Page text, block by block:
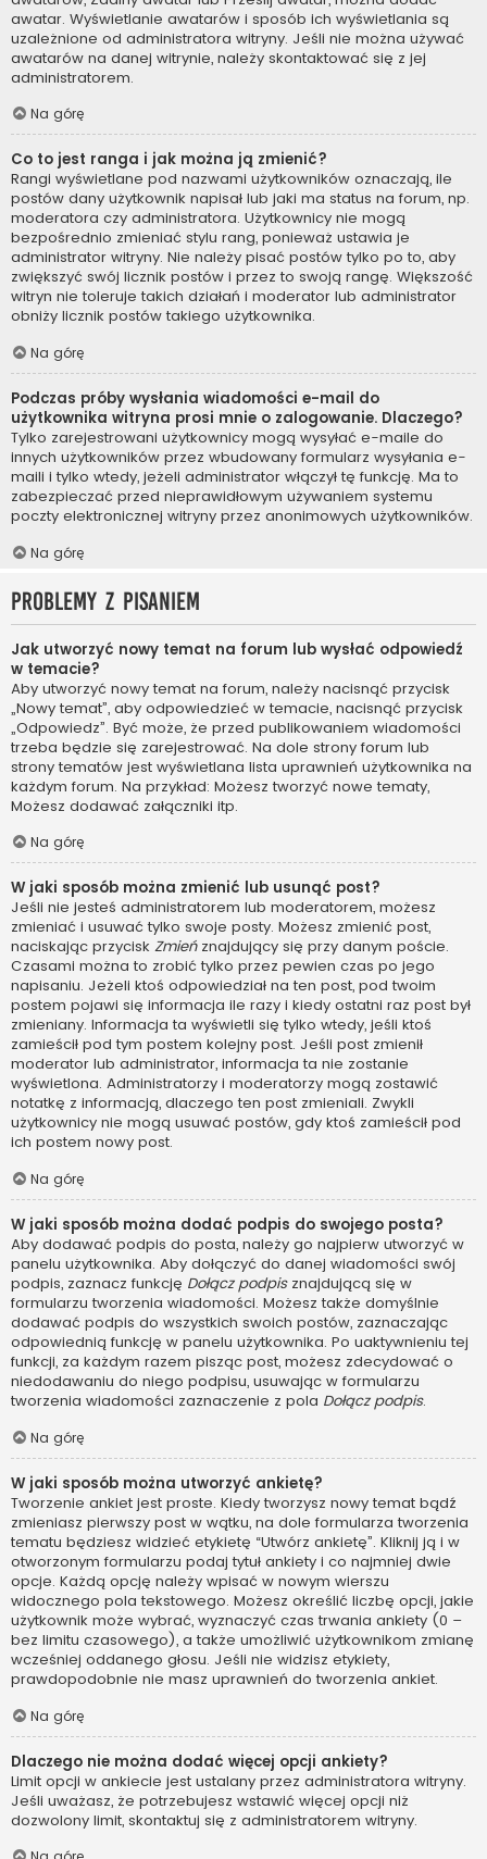
awatar. Wyświetlanie awatarów i sposób ich wyświetlania są
uzależnione od administratora witryny. Jeśli nie można używać
awatarów na danej witrynie, należy skontaktować się z jej
administratorem.
Na górę
Co to jest ranga i jak można ją zmienić?
Rangi wyświetlane pod nazwami użytkowników oznaczają, ile
postów dany użytkownik napisał lub jaki ma status na forum, np.
moderatora czy administratora. Użytkownicy nie mogą
bezpośrednio zmieniać stylu rang, ponieważ ustawia je
administrator witryny. Nie należy pisać postów tylko po to, aby
zwiększyć swój licznik postów i przez to swoją rangę. Większość
witryn nie toleruje takich działań i moderator lub administrator
obniży licznik postów takiego użytkownika.
Na górę
Podczas próby wysłania wiadomości e-mail do
użytkownika witryna prosi mnie o zalogowanie. Dlaczego?
Tylko zarejestrowani użytkownicy mogą wysyłać e-maile do
innych użytkowników przez wbudowany formularz wysyłania e-
maili i tylko wtedy, jeżeli administrator włączył tę funkcję. Ma to
zabezpieczać przed nieprawidłowym używaniem systemu
poczty elektronicznej witryny przez anonimowych użytkowników.
Na górę
Problemy z pisaniem
Jak utworzyć nowy temat na forum lub wysłać odpowiedź
w temacie?
Aby utworzyć nowy temat na forum, należy nacisnąć przycisk
„Nowy temat”, aby odpowiedzieć w temacie, nacisnąć przycisk
„Odpowiedz”. Być może, że przed publikowaniem wiadomości
trzeba będzie się zarejestrować. Na dole strony forum lub
strony tematów jest wyświetlana lista uprawnień użytkownika na
każdym forum. Na przykład: Możesz tworzyć nowe tematy,
Możesz dodawać załączniki itp.
Na górę
W jaki sposób można zmienić lub usunąć post?
Jeśli nie jesteś administratorem lub moderatorem, możesz
zmieniać i usuwać tylko swoje posty. Możesz zmienić post,
naciskając przycisk Zmieńznajdujący się przy danym poście.
Czasami można to zrobić tylko przez pewien czas po jego
napisaniu. Jeżeli ktoś odpowiedział na ten post, pod twoim
postem pojawi się informacja ile razy i kiedy ostatni raz post był
zmieniany. Informacja ta wyświetli się tylko wtedy, jeśli ktoś
zamieścił pod tym postem kolejny post. Jeśli post zmienił
moderator lub administrator, informacja ta nie zostanie
wyświetlona. Administratorzy i moderatorzy mogą zostawić
notatkę z informacją, dlaczego ten post zmieniali. Zwykli
użytkownicy nie mogą usuwać postów, gdy ktoś zamieścił pod
ich postem nowy post.
Na górę
W jaki sposób można dodać podpis do swojego posta?
Aby dodawać podpis do posta, należy go najpierw utworzyć w
panelu użytkownika. Aby dołączyć do danej wiadomości swój
podpis, zaznacz funkcję Dołącz podpisznajdującą się w
formularzu tworzenia wiadomości. Możesz także domyślnie
dodawać podpis do wszystkich swoich postów, zaznaczając
odpowiednią funkcję w panelu użytkownika. Po uaktywnieniu tej
funkcji, za każdym razem pisząc post, możesz zdecydować o
niedodawaniu do niego podpisu, usuwając w formularzu
tworzenia wiadomości zaznaczenie z pola Dołącz podpis.
Na górę
W jaki sposób można utworzyć ankietę?
Tworzenie ankiet jest proste. Kiedy tworzysz nowy temat bądź
zmieniasz pierwszy post w wątku, na dole formularza tworzenia
tematu będziesz widzieć etykietę “Utwórz ankietę”. Kliknij ją i w
otworzonym formularzu podaj tytuł ankiety i co najmniej dwie
opcje. Każdą opcję należy wpisać w nowym wierszu
widocznego pola tekstowego. Możesz określić liczbę opcji, jakie
użytkownik może wybrać, wyznaczyć czas trwania ankiety (0 –
bez limitu czasowego), a także umożliwić użytkownikom zmianę
wcześniej oddanego głosu. Jeśli nie widzisz etykiety,
prawdopodobnie nie masz uprawnień do tworzenia ankiet.
Na górę
Dlaczego nie można dodać więcej opcji ankiety?
Limit opcji w ankiecie jest ustalany przez administratora witryny.
Jeśli uważasz, że potrzebujesz wstawić więcej opcji niż
dozwolony limit, skontaktuj się z administratorem witryny.